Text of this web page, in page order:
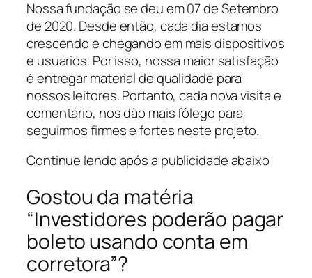
Nossa fundação se deu em 07 de Setembro
de 2020. Desde então, cada dia estamos
crescendo e chegando em mais dispositivos
e usuários. Por isso, nossa maior satisfação
é entregar material de qualidade para
nossos leitores. Portanto, cada nova visita e
comentário, nos dão mais fôlego para
seguirmos firmes e fortes neste projeto.
Continue lendo após a publicidade abaixo
Gostou da matéria
“Investidores poderão pagar
boleto usando conta em
corretora”?